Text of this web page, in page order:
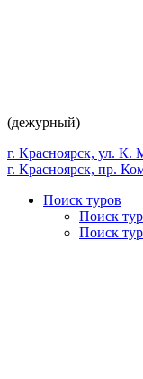
(дежурный)
г. Красноярск, ул. К.
г. Красноярск, пр.
Поиск туров
Поиск
Поиск